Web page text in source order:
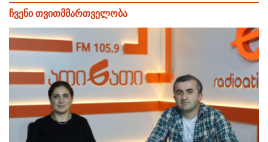
ჩვენი თვითმმართველობა